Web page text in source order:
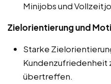
Minijobs und
Zielorientierung und
Starke
Kundenzufriedenheit
übertreffen.